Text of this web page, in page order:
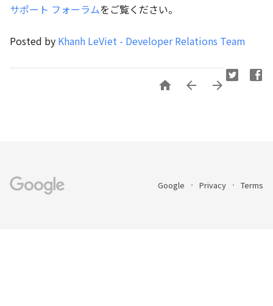
サポート フォーラムをご覧ください。
Posted by Khanh LeViet - Developer Relations Team
  
Google Privacy Terms